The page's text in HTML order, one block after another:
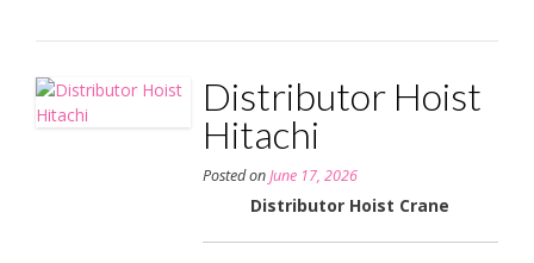
Distributor Hoist
Hitachi
Posted onJune 17, 2026
Distributor Hoist Crane